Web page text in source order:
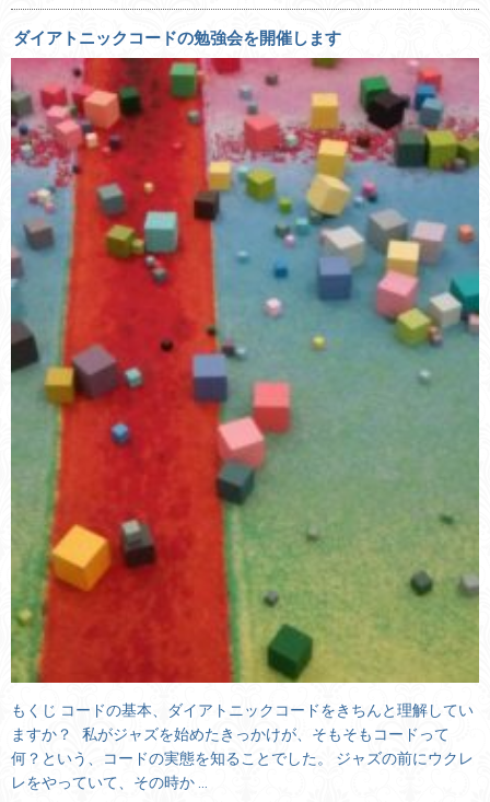
ダイアトニックコードの勉強会を開催します
もくじ コードの基本、ダイアトニックコードをきちんと理解してい
ますか？ 私がジャズを始めたきっかけが、そもそもコードって
何？という、コードの実態を知ることでした。 ジャズの前にウクレ
レをやっていて、その時か …